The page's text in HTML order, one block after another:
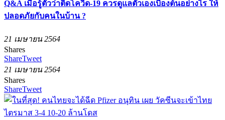
Q&A เมื่อรู้ตัวว่าติดโควิด-19 ควรดูแลตัวเองเบื้องต้นอย่างไร ให้
ปลอดภัยกับคนในบ้าน ?
21 เมษายน 2564
Shares
ShareTweet
21 เมษายน 2564
Shares
ShareTweet